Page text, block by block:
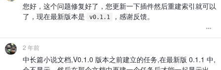
您好，这个问题修复好了，您更新一下插件然后重建索引就可以
了，现在最新版本是
v0.1.1 ，感谢反馈。
2 年前
中长篇小说文档,V0.1.0 版本之前建立的任务,在最新版 0.1.1 中,